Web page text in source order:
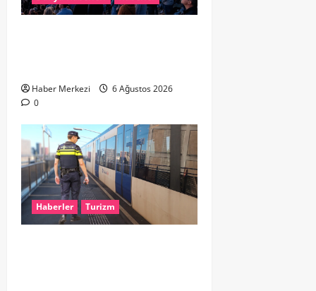
Haber Merkezi
6 Ağustos 2026
0
Haberler Turizm